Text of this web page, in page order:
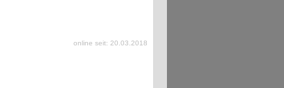
online seit: 20.03.2018